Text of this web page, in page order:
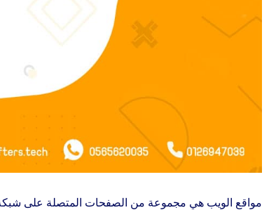
مواقع الويب هي مجموعة من الصفحات المتصلة على شبكة